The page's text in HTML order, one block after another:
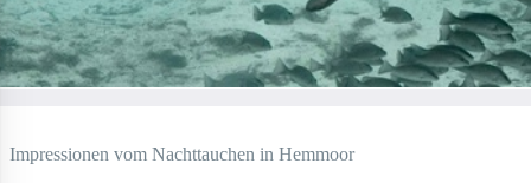
Impressionen vom Nachttauchen in Hemmoor